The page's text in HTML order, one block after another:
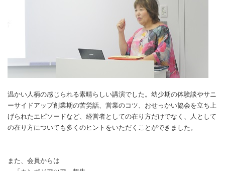
温かい人柄の感じられる素晴らしい講演でした。幼少期の体験談やサニ
ーサイドアップ創業期の苦労話、営業のコツ、おせっかい協会を立ち上
げられたエピソードなど、経営者としての在り方だけでなく、人として
の在り方についても多くのヒントをいただくことができました。
また、会員からは